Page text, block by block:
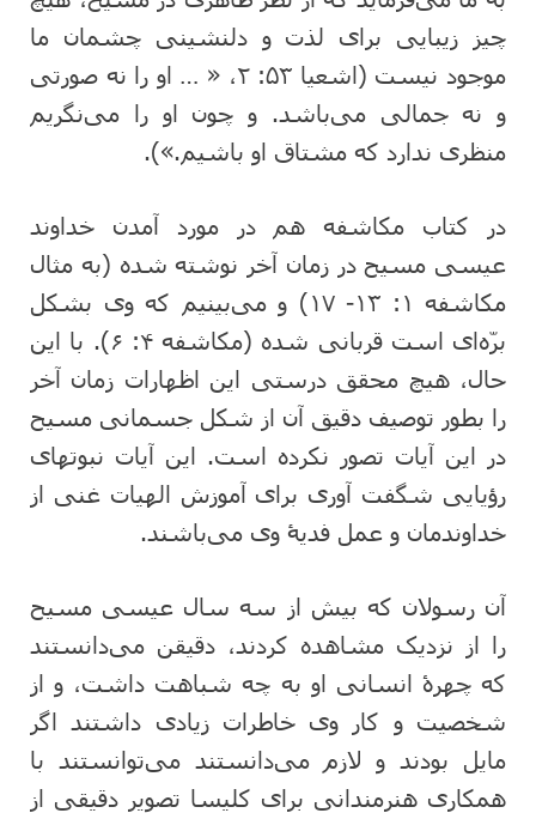
چیز زیبایی برای لذت و دلنشینی چشمان ما
موجود نیست (اشعیا ۵۳: ۲، « … او را نه‌ صورتی‌
و نه‌ جمالی‌ می‌باشد. و چون‌ او را می‌نگریم‌
منظری‌ ندارد که‌ مشتاق‌ او باشیم‌.»).
در کتاب مکاشفه هم در مورد آمدن خداوند
عیسی مسیح در زمان آخر نوشته شده (به مثال
مکاشفه ۱: ۱۳- ۱۷) و می‌بینیم که وی بشکل
برّه‌ای است قربانی شده (مکاشفه ۴: ۶). با این
حال، هیچ محقق درستی این اظهارات زمان آخر
را بطور توصیف دقیق آن از شکل جسمانی مسیح
در این آیات تصور نکرده است. این آیات نبوتهای
رؤیایی شگفت آوری برای آموزش الهیات غنی از
خداوندمان و عمل فدیۀ وی می‌باشند.
آن رسولان که بیش از سه سال عیسی مسیح
را از نزدیک مشاهده کردند، دقیقن می‌دانستند
که چهرۀ انسانی او به چه شباهت داشت، و از
شخصیت و کار وی خاطرات زیادی داشتند اگر
مایل بودند و لازم می‌دانستند می‌توانستند با
همکاری هنرمندانی برای کلیسا تصویر دقیقی از